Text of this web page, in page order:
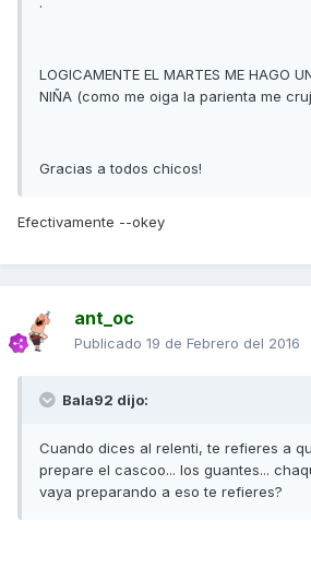
LOGICAMENTE EL MARTES ME HAGO
NIÑA (como me oiga la parienta me
Gracias a todos chicos!
Efectivamente --okey
ant_oc
Publicado 19 de Febrero del 2016
Bala92 dijo:
Cuando dices al relenti, te refieres a
prepare el cascoo... los guantes...
vaya preparando a eso te refieres?